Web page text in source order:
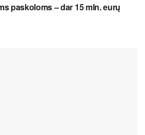
paskoloms – dar 15 mln. eurų